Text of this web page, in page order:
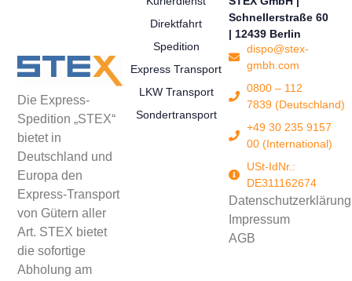
Die Express-
Spedition „STEX“
bietet in
Deutschland und
Europa den
Express-Transport
von Gütern aller
Art. STEX bietet
die sofortige
Abholung am
Direktfahrt
Spedition
Express Transport
LKW Transport
Sondertransport
Schnellerstraße 60
| 12439 Berlin
dispo@stex-
gmbh.com
0800 – 112
7839 (Deutschland)
+49 30 235 9157
00 (International)
USt-IdNr.:
DE311162674
Datenschutzerklärung
Impressum
AGB